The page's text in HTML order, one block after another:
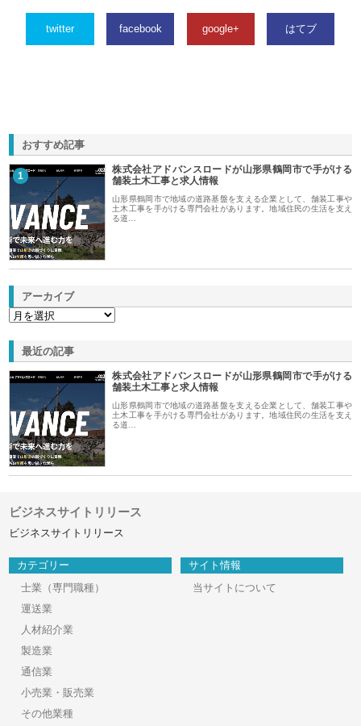
twitter facebook google+ はてブ
おすすめ記事
1
株式会社アドバンスロードが山形県鶴岡市で手がける
舗装土木工事と求人情報
山形県鶴岡市で地域の道路基盤を支える企業として、舗装工事や
土木工事を手がける専門会社があります。地域住民の生活を支え
る道…
アーカイブ
最近の記事
株式会社アドバンスロードが山形県鶴岡市で手がける
舗装土木工事と求人情報
山形県鶴岡市で地域の道路基盤を支える企業として、舗装工事や
土木工事を手がける専門会社があります。地域住民の生活を支え
る道…
ビジネスサイトリリース
ビジネスサイトリリース
カテゴリー
士業（専門職種）
運送業
人材紹介業
製造業
通信業
小売業・販売業
その他業種
サイト情報
当サイトについて